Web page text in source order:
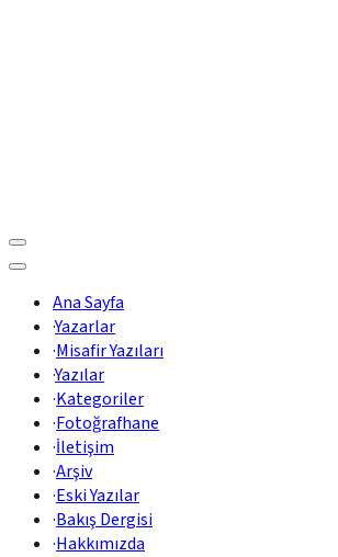
Ana Sayfa
·Yazarlar
·Misafir Yazıları
·Yazılar
·Kategoriler
·Fotoğrafhane
·İletişim
·Arşiv
·Eski Yazılar
·Bakış Dergisi
·Hakkımızda